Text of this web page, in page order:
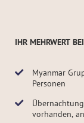
IHR MEHRWERT
Myanmar
Personen
vorhanden,